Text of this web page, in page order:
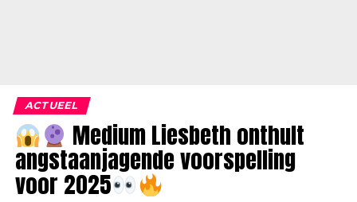
ACTUEEL
Medium Liesbeth onthult
angstaanjagende voorspelling
voor 2025